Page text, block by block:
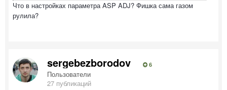
Что в настройках параметра ASP ADJ? Фишка сама газом
рулила?
sergebezborodov 6
Пользователи
27 публикаций